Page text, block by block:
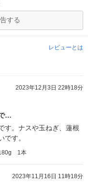
する
レビューとは
2023年12月3日 22時18分
…
す。ナスや玉ねぎ、蓮根
す。
1本
2023年11月16日 11時18分